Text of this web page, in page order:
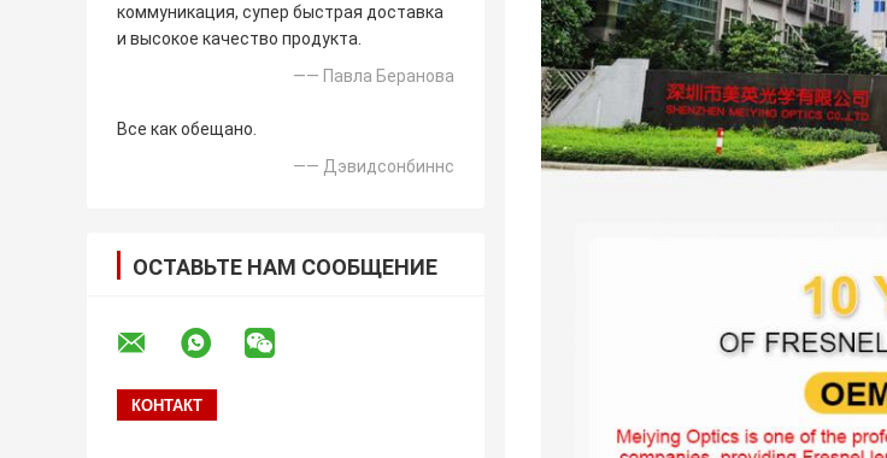
коммуникация, супер быстрая доставка
и высокое качество продукта.
—— Павла Беранова
Все как обещано.
—— Дэвидсонбиннс
ОСТАВЬТЕ НАМ СООБЩЕНИЕ